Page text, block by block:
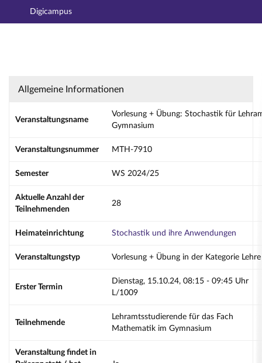
Hauptnavigation
Digicampus
Vorlesung + Übung: Stochastik für Lehramt
Allgemeine Informationen
Veranstaltungsname
Vorlesung + Übung: Stochastik für
Gymnasium
Veranstaltungsnummer MTH-7910
Semester WS 2024/25
Aktuelle Anzahl der
Teilnehmenden
28
Heimateinrichtung Stochastik und ihre Anwendungen
Veranstaltungstyp Vorlesung + Übung in der Kategorie Lehre
Erster Termin
Dienstag, 15.10.24, 08:15 - 09:45 Uhr
L/1009
Teilnehmende
Lehramtsstudierende für das Fach
Mathematik im Gymnasium
Veranstaltung findet in